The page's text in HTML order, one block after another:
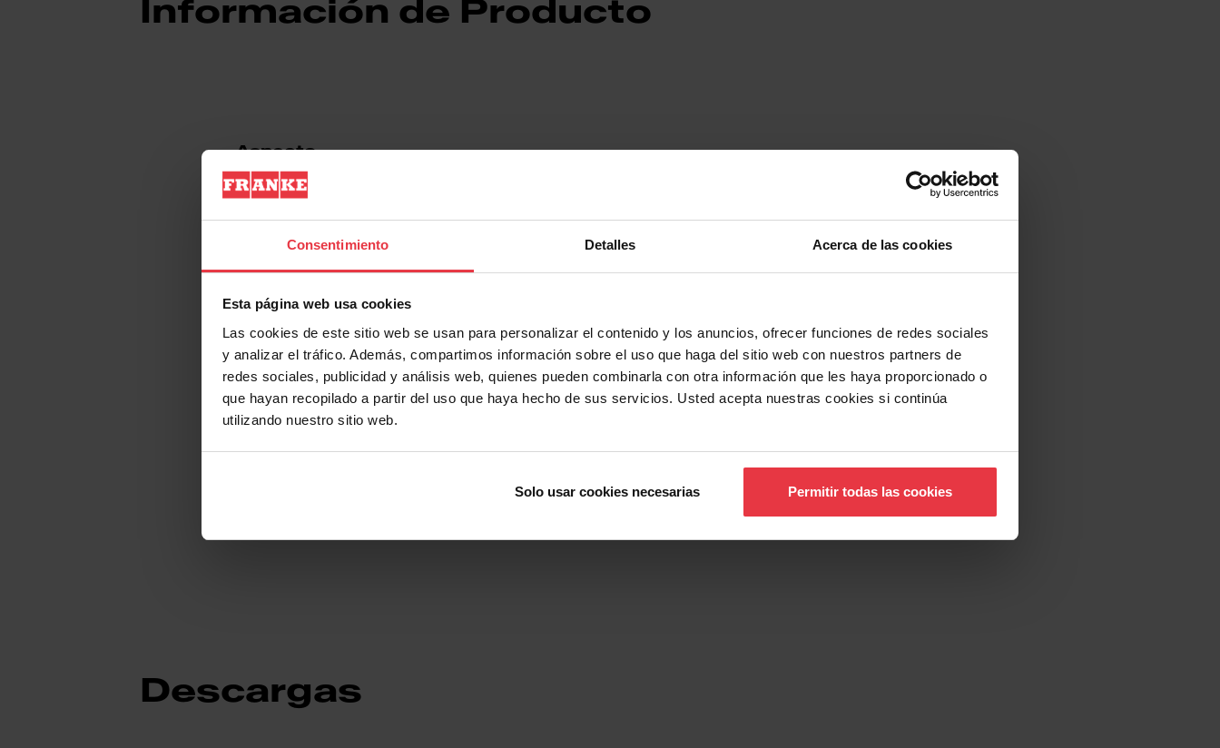
Consentimiento Detalles Acerca de las cookies
Esta página web usa cookies
Las cookies de este sitio web se usan para personalizar el contenido y los anuncios, ofrecer funciones de redes sociales
y analizar el tráfico. Además, compartimos información sobre el uso que haga del sitio web con nuestros partners de
redes sociales, publicidad y análisis web, quienes pueden combinarla con otra información que les haya proporcionado o
que hayan recopilado a partir del uso que haya hecho de sus servicios. Usted acepta nuestras cookies si continúa
utilizando nuestro sitio web.
Solo usar cookies necesarias Permitir todas las cookies
Información de Producto
Aspecto
Sub categoría consumibles
Identificación de Producto
Show more
Descargas